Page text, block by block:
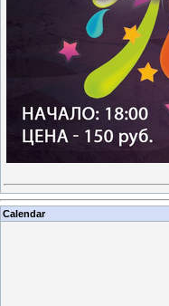
Calendar